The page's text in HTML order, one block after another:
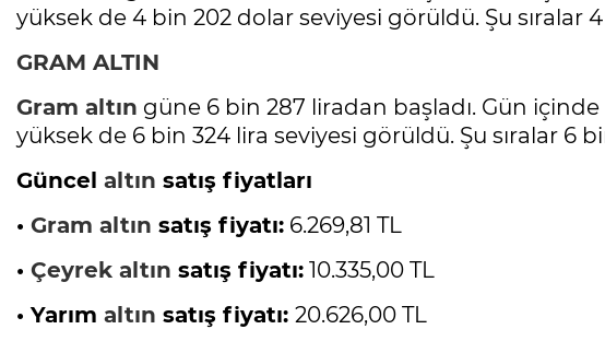
yüksek de 4 bin 202 dolar seviyesi görüldü. Şu sıralar
GRAM ALTIN
Gram altın güne 6 bin 287 liradan başladı. Gün
yüksek de 6 bin 324 lira seviyesi görüldü. Şu sıralar 6
Güncel altın satış fiyatları
• Gram altın satış fiyatı: 6.269,81 TL
• Çeyrek altın satış fiyatı: 10.335,00 TL
• Yarım altın satış fiyatı: 20.626,00 TL